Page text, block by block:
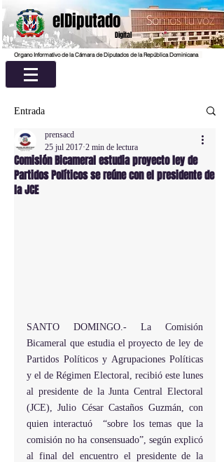
elDiputado
Digital
Organo Informativo de la Cámara de Diputados de la República Dominicana
Entrada
Comisión Bicameral estudia proyecto ley de
Partidos Políticos se reúne con el presidente de
la JCE
prensacd
25 jul 2017 2 min de lectura
SANTO DOMINGO.- La Comisión
Bicameral que estudia el proyecto de ley de
Partidos Políticos y Agrupaciones Políticas
y el de Régimen Electoral, recibió este lunes
al presidente de la Junta Central Electoral
(JCE), Julio César Castaños Guzmán, con
quien interactuó  “sobre los temas que la
comisión no ha consensuado”, según explicó
al final del encuentro el presidente de la